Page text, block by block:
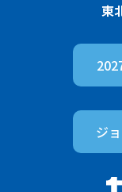
東
ジ